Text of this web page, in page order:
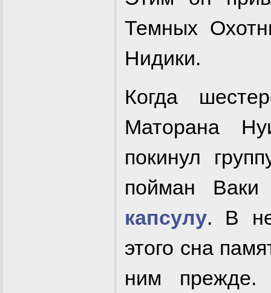
Темных
Нидики.
Когда
Маторана
покинул
пойман
капсулу. В
этого сна
ним прежде.